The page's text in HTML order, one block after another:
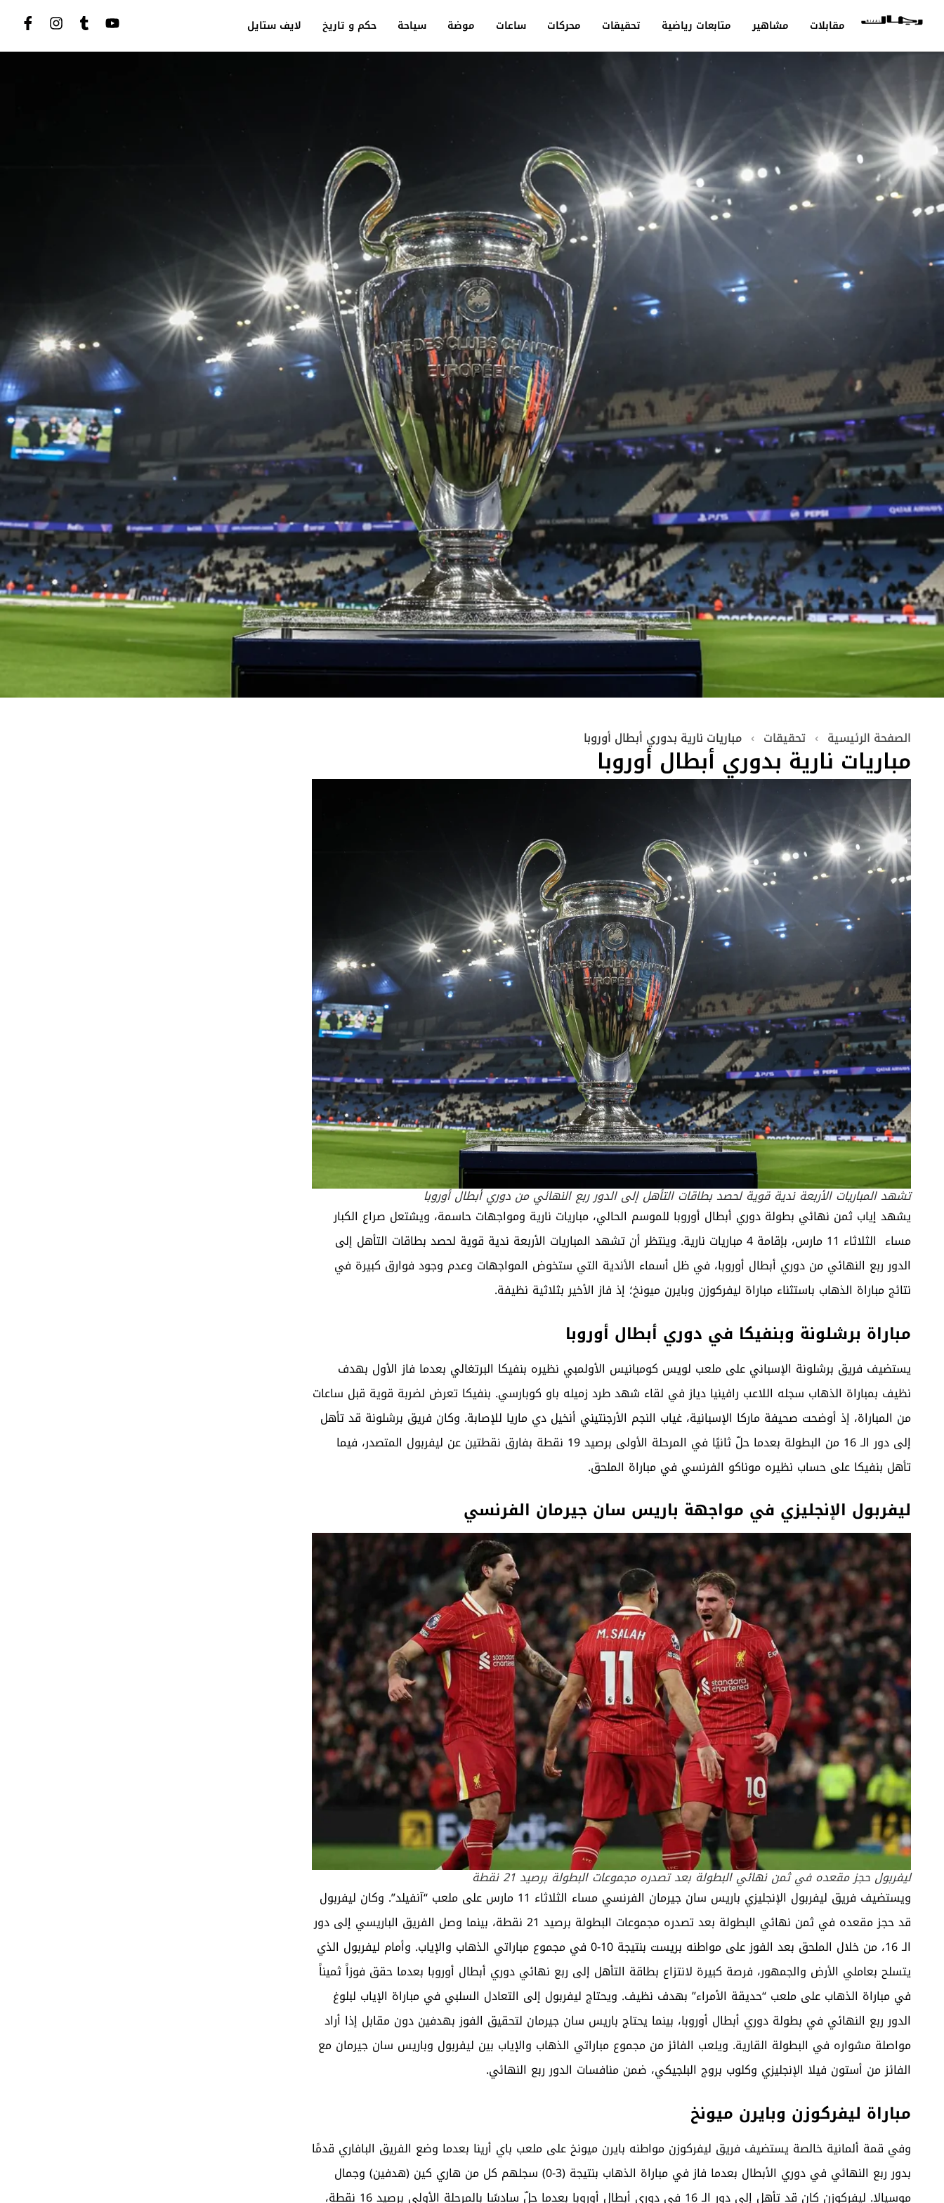
لايف ستايل حكم و تاريخ سياحة موضة ساعات محركات تحقيقات متابعات رياضية مشاهير مقابلات
الصفحة الرئيسية › تحقيقات › مباريات نارية بدوري أبطال أوروبا
مباريات نارية بدوري أبطال أوروبا
تشهد المباريات الأربعة ندية قوية لحصد بطاقات التأهل إلى الدور ربع النهائي من دوري أبطال أوروبا
يشهد إياب ثمن نهائي بطولة دوري أبطال أوروبا للموسم الحالي، مباريات نارية ومواجهات حاسمة، ويشتعل صراع الكبار
مساء الثلاثاء 11 مارس، بإقامة 4 مباريات نارية. وينتظر أن تشهد المباريات الأربعة ندية قوية لحصد بطاقات التأهل إلى
الدور ربع النهائي من دوري أبطال أوروبا، في ظل أسماء الأندية التي ستخوض المواجهات وعدم وجود فوارق كبيرة في
نتائج مباراة الذهاب باستثناء مباراة ليفركوزن وبايرن ميونخ؛ إذ فاز الأخير بثلاثية نظيفة.
مباراة برشلونة وبنفيكا في دوري أبطال أوروبا
يستضيف فريق برشلونة الإسباني على ملعب لويس كومبانيس الأولمبي نظيره بنفيكا البرتغالي بعدما فاز الأول بهدف
نظيف بمباراة الذهاب سجله اللاعب رافينيا دياز في لقاء شهد طرد زميله باو كوبارسي. بنفيكا تعرض لضربة قوية قبل ساعات
من المباراة، إذ أوضحت صحيفة ماركا الإسبانية، غياب النجم الأرجنتيني أنخيل دي ماريا للإصابة. وكان فريق برشلونة قد تأهل
إلى دور الـ 16 من البطولة بعدما حلّ ثانيًا في المرحلة الأولى برصيد 19 نقطة بفارق نقطتين عن ليفربول المتصدر، فيما
تأهل بنفيكا على حساب نظيره موناكو الفرنسي في مباراة الملحق.
ليفربول الإنجليزي في مواجهة باريس سان جيرمان الفرنسي
ليفربول حجز مقعده في ثمن نهائي البطولة بعد تصدره مجموعات البطولة برصيد 21 نقطة
ويستضيف فريق ليفربول الإنجليزي باريس سان جيرمان الفرنسي مساء الثلاثاء 11 مارس على ملعب “آنفيلد”. وكان ليفربول
قد حجز مقعده في ثمن نهائي البطولة بعد تصدره مجموعات البطولة برصيد 21 نقطة، بينما وصل الفريق الباريسي إلى دور
الـ 16، من خلال الملحق بعد الفوز على مواطنه بريست بنتيجة 10-0 في مجموع مباراتي الذهاب والإياب. وأمام ليفربول الذي
يتسلح بعاملي الأرض والجمهور، فرصة كبيرة لانتزاع بطاقة التأهل إلى ربع نهائي دوري أبطال أوروبا بعدما حقق فوزاً ثميناً
في مباراة الذهاب على ملعب “حديقة الأمراء” بهدف نظيف. ويحتاج ليفربول إلى التعادل السلبي في مباراة الإياب لبلوغ
الدور ربع النهائي في بطولة دوري أبطال أوروبا، بينما يحتاج باريس سان جيرمان لتحقيق الفوز بهدفين دون مقابل إذا أراد
مواصلة مشواره في البطولة القارية. ويلعب الفائز من مجموع مباراتي الذهاب والإياب بين ليفربول وباريس سان جيرمان مع
الفائز من أستون فيلا الإنجليزي وكلوب بروج البلجيكي، ضمن منافسات الدور ربع النهائي.
مباراة ليفركوزن وبايرن ميونخ
وفي قمة ألمانية خالصة يستضيف فريق ليفركوزن مواطنه بايرن ميونخ على ملعب باي أرينا بعدما وضع الفريق البافاري قدمًا
بدور ربع النهائي في دوري الأبطال بعدما فاز في مباراة الذهاب بنتيجة (3-0) سجلهم كل من هاري كين (هدفين) وجمال
موسيالا. ليفركوزن كان قد تأهل إلى دور الـ 16 في دوري أبطال أوروبا بعدما حلّ سادسًا بالمرحلة الأولى برصيد 16 نقطة،